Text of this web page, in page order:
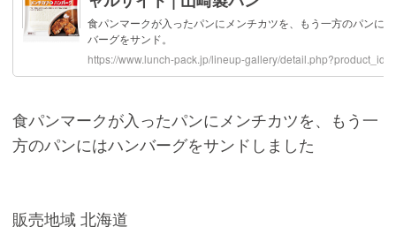
食パンマークが入ったパンにメンチカツを、もう一
方のパンにはハンバーグをサンドしました
販売地域 北海道